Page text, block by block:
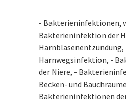
- Bakterieninfektionen,
Bakterieninfektion der
Harnwegsinfektion, -
der Niere, -
Becken- und
Bakterieninfektionen